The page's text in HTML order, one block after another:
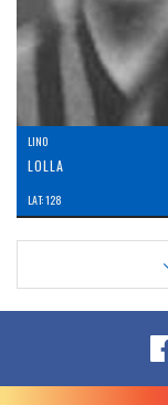
LINO
LOLLA
LAT: 128